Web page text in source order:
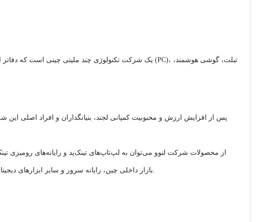
پس از افزایش ارزش و محبوبیت کمپانی لجند، بنیانگذاران و افراد اصلی این
از محصولات شرکت لنوو می‌توان به لپ‌تاپ‌های تینک‌پد و رایانه‌های رومیزی
بازار داخلی چین، رایانه سرور و سایر ابزارهایو تجهیزات شبکه فعالیت خود را توسعه بخشیده است.